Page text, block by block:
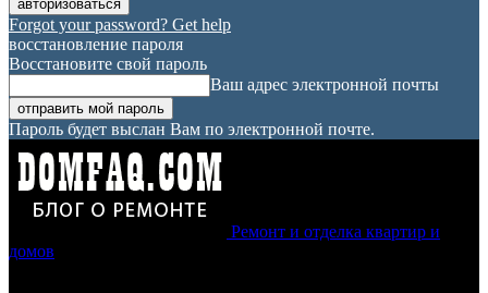
Forgot your password? Get help
восстановление пароля
Восстановите свой пароль
Ваш адрес электронной почты
Пароль будет выслан Вам по электронной почте.
Ремонт и отделка квартир и
домов